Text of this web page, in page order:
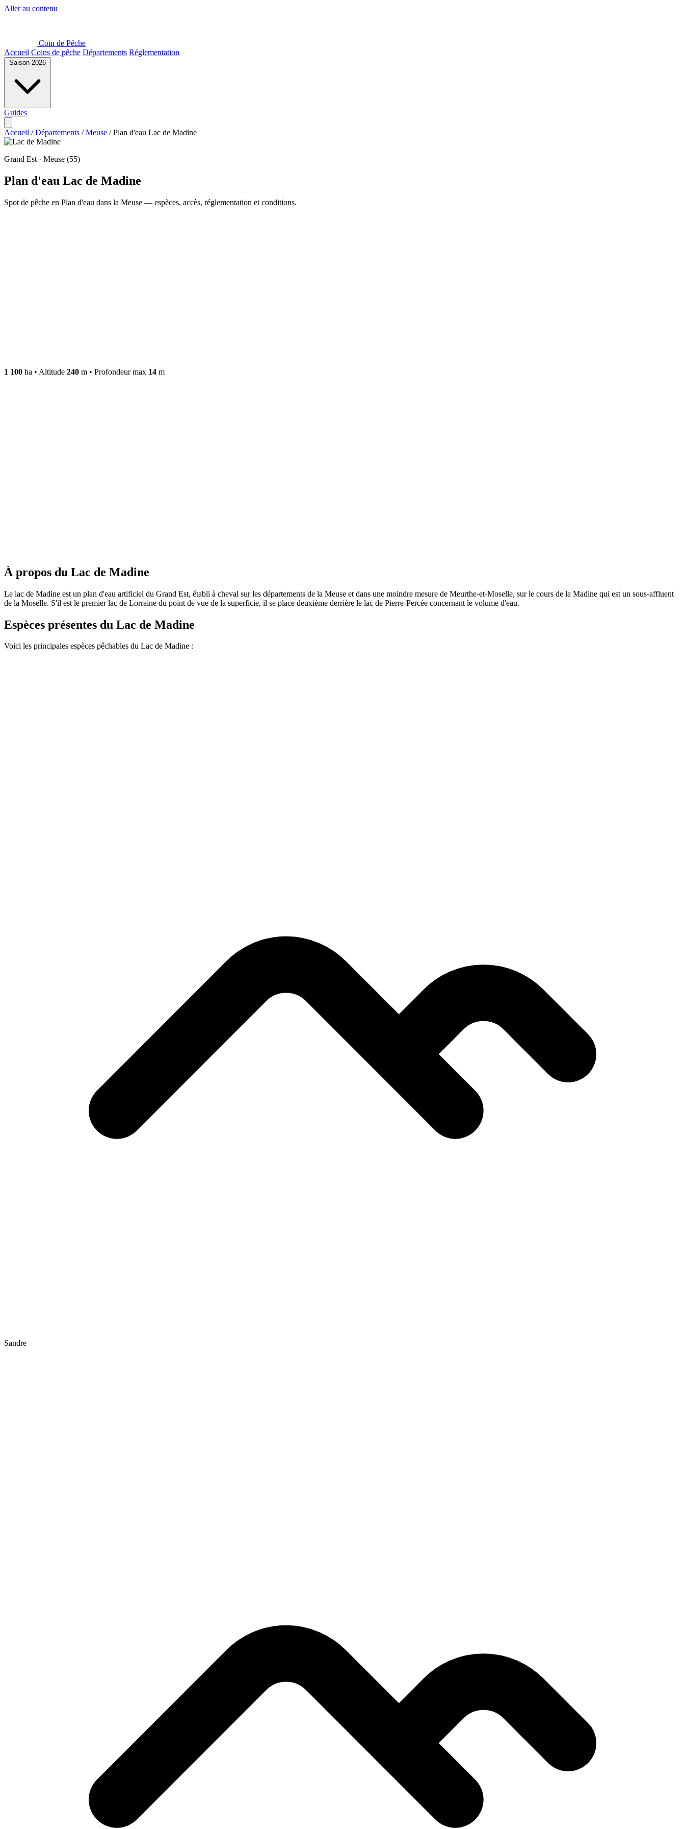
Aller au contenu
Coin de Pêche
Accueil Coins de pêche Départements Réglementation
Saison 2026
Guides
Accueil / Départements / Meuse / Plan d'eau Lac de Madine
Grand Est · Meuse (55)
Plan d'eau Lac de Madine
Spot de pêche en Plan d'eau dans la Meuse — espèces, accès, réglementation et conditions.
1 100 ha • Altitude 240 m • Profondeur max 14 m
À propos du Lac de Madine
Le lac de Madine est un plan d'eau artificiel du Grand Est, établi à cheval sur les départements de la Meuse et dans une moindre mesure de Meurthe-et-Moselle, sur le cours de la Madine qui est un sous-affluent
de la Moselle. S'il est le premier lac de Lorraine du point de vue de la superficie, il se place deuxième derrière le lac de Pierre-Percée concernant le volume d'eau.
Espèces présentes du Lac de Madine
Voici les principales espèces pêchables du Lac de Madine :
Sandre